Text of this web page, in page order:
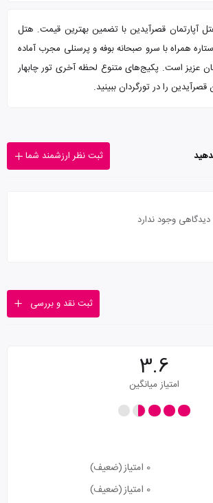
آپارتمان قصرآیدین با تضمین بهترین قیمت. هتل
آپارتمان قصرآیدین 1 ستاره همراه با سرو صبحانه بوفه و پرسنلی مجرب آماده
عزیز است. پکیج‌های متنوع لحظه آخری تور چابهار
را در تورگردان ببینید.
ثبت نظر ارزشمند شما
وجود ندارد
ثبت نقد و بررسی
3.6
امتیاز میانگین
0 امتیاز
(ضعیف)
0 امتیاز
(ضعیف)